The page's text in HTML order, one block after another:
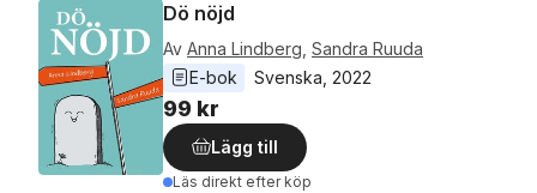
Dö nöjd
Av Anna Lindberg Sandra Ruuda
E-bok
Svenska 2022
99 kr
Lägg till
Läs direkt efter köp